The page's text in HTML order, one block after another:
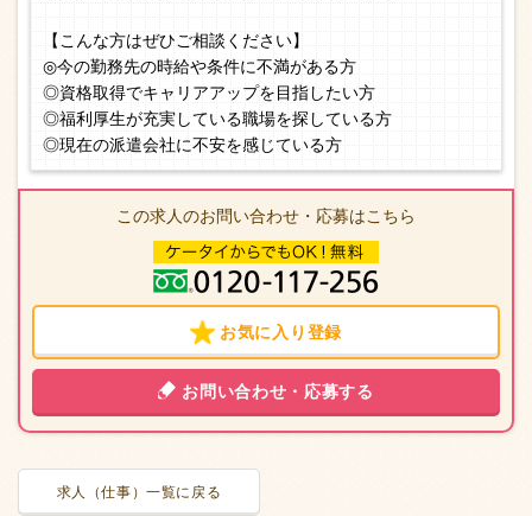
【こんな方はぜひご相談ください】
◎今の勤務先の時給や条件に不満がある方
◎資格取得でキャリアアップを目指したい方
◎福利厚生が充実している職場を探している方
◎現在の派遣会社に不安を感じている方
この求人のお問い合わせ・応募はこちら
お気に入り登録
お問い合わせ・応募する
求人（仕事）一覧に戻る